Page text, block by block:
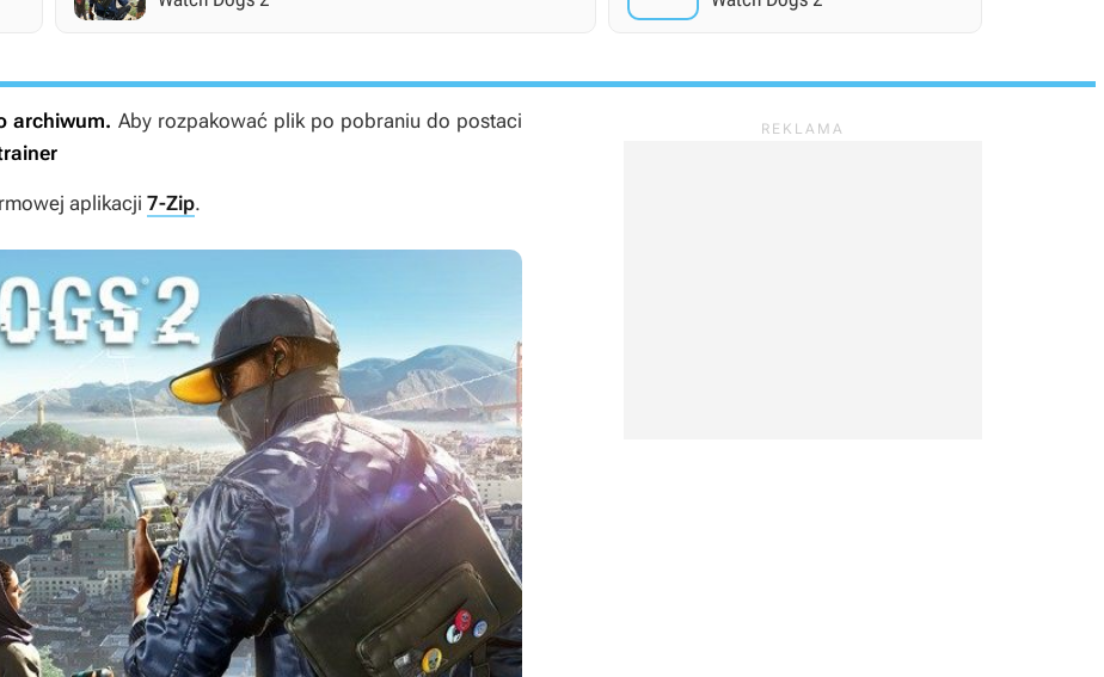
archiwum. Aby rozpakować plik po pobraniu do postaci
aplikacji 7-Zip.